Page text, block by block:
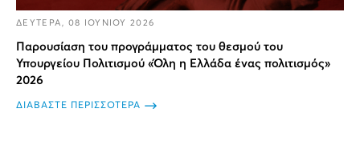
ΔΕΥΤΕΡΑ, 08 ΙΟΥΝΙΟΥ 2026
Παρουσίαση του προγράμματος του θεσμού του
Υπουργείου Πολιτισμού «Όλη η Ελλάδα ένας πολιτισμός»
2026
ΔΙΑΒΑΣΤΕ ΠΕΡΙΣΣΟΤΕΡΑ